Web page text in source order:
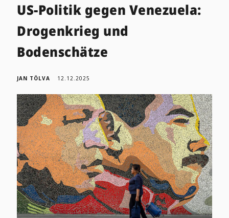
US-Politik gegen Venezuela:
Drogenkrieg und
Bodenschätze
JAN TÖLVA 12.12.2025